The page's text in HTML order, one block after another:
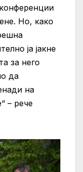
Но, како
ја јакне
за него
да
на
– рече